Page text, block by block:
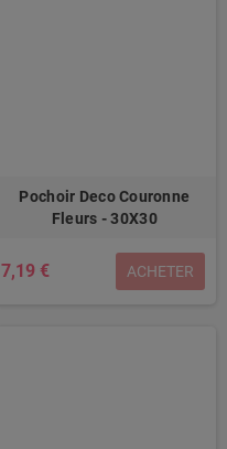
Pochoir Deco Couronne
Fleurs - 30X30
7,19 € ACHETER